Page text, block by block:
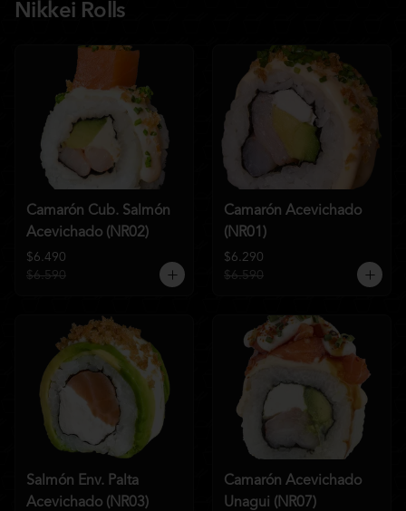
Nikkei Rolls
Camarón Cub. Salmón
Acevichado (NR02)
$6.490
$6.590
Camarón Acevichado
(NR01)
$6.290
$6.590
Salmón Env. Palta
Acevichado (NR03)
Camarón Acevichado
Unagui (NR07)